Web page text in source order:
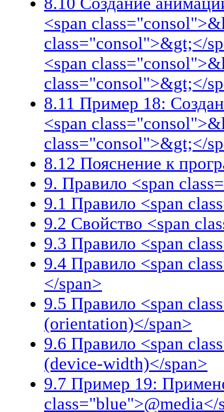
<span
class="consol">&gt;</
<span
class="consol">&gt;</
8.11 Пример 18:
<span
class="consol">&gt;</
8.12 Пояснение к
9. Правило <span
9.1 Правило <span
9.2 Свойство <span
9.3 Правило <span
9.4 Правило <span
</span>
9.5 Правило <span
(orientation)</span>
9.6 Правило <span
(device-width)</span>
9.7 Пример 19:
class="blue">@media</